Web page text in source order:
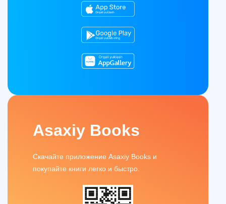
Asaxiy Books
Скачайте приложение Asaxiy Books и
покупайте книги легко и быстро.